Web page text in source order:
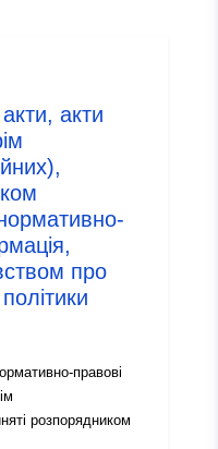
88u/dataset/
b318-d46cf0a6f015
акти
про
правові
розпорядником